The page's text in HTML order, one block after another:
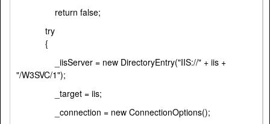
return false;
try
{
_iisServer = new DirectoryEntry("IIS://" + iis +
"/W3SVC/1");
_target = iis;
_connection = new ConnectionOptions();